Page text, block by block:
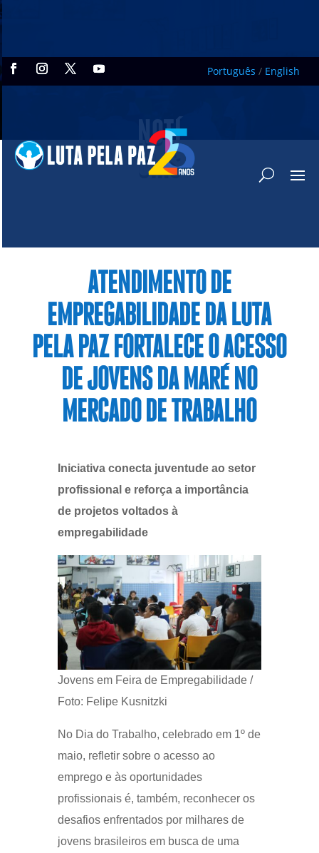
Português / English
NOTÍ
CIAS
ATENDIMENTO DE
EMPREGABILIDADE DA LUTA
PELA PAZ FORTALECE O ACESSO
DE JOVENS DA MARÉ NO
MERCADO DE TRABALHO
Iniciativa conecta juventude ao setor
profissional e reforça a importância
de projetos voltados à
empregabilidade
Jovens em Feira de Empregabilidade /
Foto: Felipe Kusnitzki
No Dia do Trabalho, celebrado em 1º de
maio, refletir sobre o acesso ao
emprego e às oportunidades
profissionais é, também, reconhecer os
desafios enfrentados por milhares de
jovens brasileiros em busca de uma